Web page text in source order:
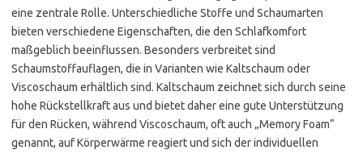
eine zentrale Rolle. Unterschiedliche Stoffe und Schaumarten
bieten verschiedene Eigenschaften, die den Schlafkomfort
maßgeblich beeinflussen. Besonders verbreitet sind
Schaumstoffauflagen, die in Varianten wie Kaltschaum oder
Viscoschaum erhältlich sind. Kaltschaum zeichnet sich durch seine
hohe Rückstellkraft aus und bietet daher eine gute Unterstützung
für den Rücken, während Viscoschaum, oft auch „Memory Foam“
genannt, auf Körperwärme reagiert und sich der individuellen